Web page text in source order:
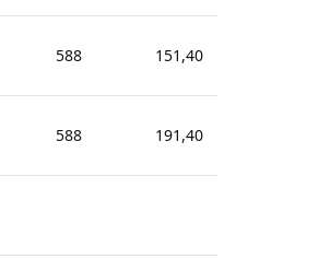
588 151,40
588 191,40